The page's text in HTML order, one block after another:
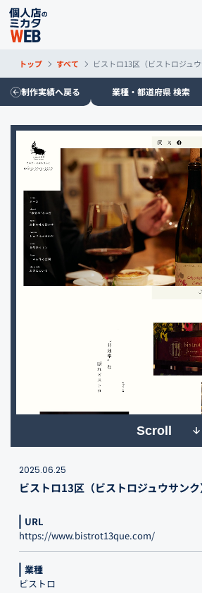
トップ すべて ビストロ13区（ビストロジュウ
制作実績へ戻る 業種・都道府県 検索
Scroll
2025.06.25
ビストロ13区（ビストロジュウサン
URL
https://www.bistrot13que.com/
業種
ビストロ